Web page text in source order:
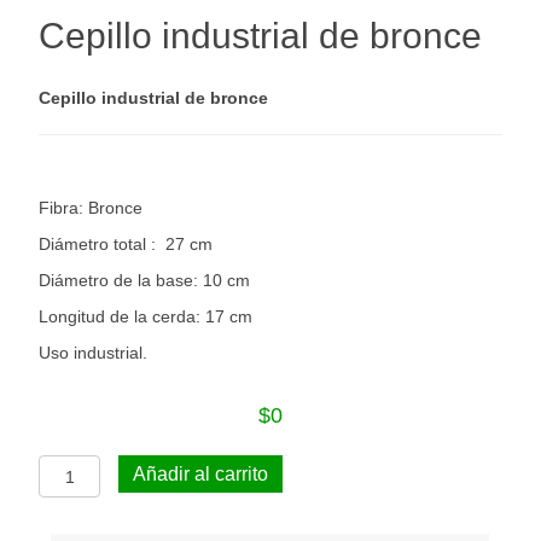
Cepillo industrial de bronce
Cepillo industrial de bronce
Fibra: Bronce
Diámetro total : 27 cm
Diámetro de la base: 10 cm
Longitud de la cerda: 17 cm
Uso industrial.
$0
Cepillo
industrial
Añadir al carrito